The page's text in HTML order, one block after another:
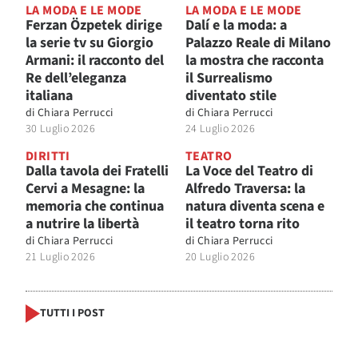
LA MODA E LE MODE
Ferzan Özpetek dirige
la serie tv su Giorgio
Armani: il racconto del
Re dell’eleganza
italiana
di Chiara Perrucci
30 Luglio 2026
LA MODA E LE MODE
Dalí e la moda: a
Palazzo Reale di Milano
la mostra che racconta
il Surrealismo
diventato stile
di Chiara Perrucci
24 Luglio 2026
DIRITTI
Dalla tavola dei Fratelli
Cervi a Mesagne: la
memoria che continua
a nutrire la libertà
di Chiara Perrucci
21 Luglio 2026
TEATRO
La Voce del Teatro di
Alfredo Traversa: la
natura diventa scena e
il teatro torna rito
di Chiara Perrucci
20 Luglio 2026
TUTTI I POST